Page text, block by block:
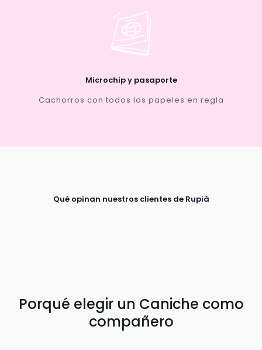
Microchip y pasaporte
Cachorros con todos los papeles en regla
Qué opinan nuestros clientes de Rupià
Porqué elegir un Caniche como
compañero